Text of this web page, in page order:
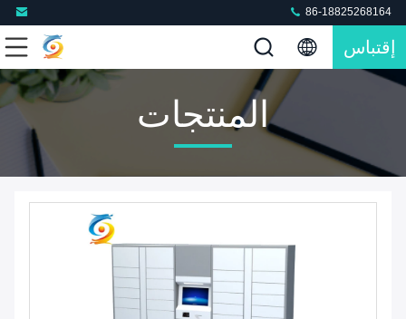
86-18825268164
إقتباس
المنتجات